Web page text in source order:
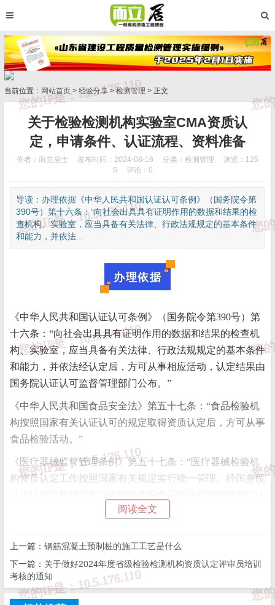
当前位置： 网站首页 > 经验分享 >检测管理 > 正文
关于检验检测机构实验室CMA资质认
定，申请条件、认证流程、资料准备
作者：而立居士 发布时间：2024-08-16 分类： 检测管理
浏览：125
5
评论：0
导读：办理依据《中华人民共和国认证认可条例》（国务院令第
390号）第十六条：“向社会出具具有证明作用的数据和结果的检
查机构、实验室，应当具备有关法律、行政法规规定的基本条件
和能力，并依法...
办理依据
《中华人民共和国认证认可条例》（国务院令第390号）第
十六条：“向社会出具具有证明作用的数据和结果的检查机
构、实验室，应当具备有关法律、行政法规规定的基本条件
和能力，并依法经认定后，方可从事相应活动，认定结果由
国务院认证认可监督管理部门公布。”
《中华人民共和国食品安全法》第五十七条：“食品检验机
构按照国家有关认证认可的规定取得资质认定后，方可从事
食品检验活动。”
《医疗器械监督管理条例》第五十七条：“医疗器械检验机
构资质认定工作按照国家有关规定实行统一管理。经国务院
定的检验机构，方可对医疗器械实施检验。
申请条件
阅读全文
上一篇： 钢筋混凝土预制桩的施工工艺是什么
下一篇： 关于做好2024年度省级检验检测机构资质认定评审员培训
考核的通知